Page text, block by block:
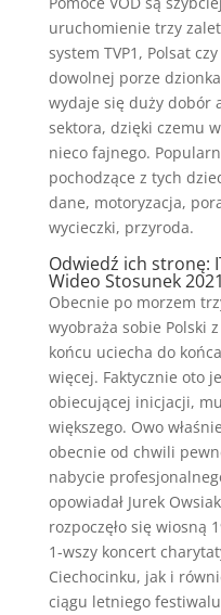
uruchomienie trzy
system TVP1, Polsat
dowolnej porze
wydaje się duży dobór
sektora, dzięki czemu
nieco fajnego.
pochodzące z tych
dane, motoryzacja,
wycieczki, przyroda.
Odwiedź ich stronę:
Wideo Stosunek 2021
Obecnie po morzem
wyobraża sobie Polski
końcu uciecha do
więcej. Faktycznie oto
obiecującej inicjacji,
większego. Owo
obecnie od chwili
nabycie
opowiadał Jurek
rozpoczęło się wiosną
1-wszy koncert
Ciechocinku, jak i
ciągu letniego